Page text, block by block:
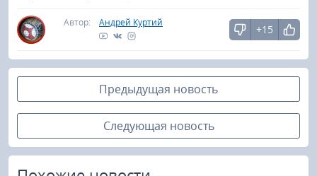
Автор: Андрей Куртий
+15
Предыдущая новость
Следующая новость